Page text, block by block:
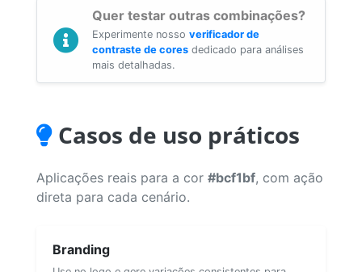
Quer testar outras combinações?
Experimente nosso verificador de
contraste de cores dedicado para análises
mais detalhadas.
Casos de uso práticos
Aplicações reais para a cor #bcf1bf, com ação
direta para cada cenário.
Branding